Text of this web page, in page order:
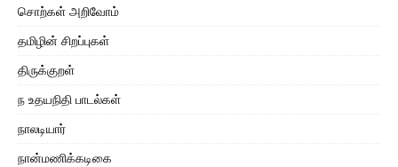
சொற்கள் அறிவோம்
தமிழின் சிறப்புகள்
திருக்குறள்
ந உதயநிதி பாடல்கள்
நாலடியார்
நான்மணிக்கடிகை